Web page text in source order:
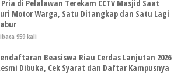
Pria di Pelalawan Terekam CCTV Masjid Saat
Motor Warga, Satu Ditangkap dan Satu Lagi
959 kali
Beasiswa Riau Cerdas Lanjutan 2026
Dibuka, Cek Syarat dan Daftar Kampusnya